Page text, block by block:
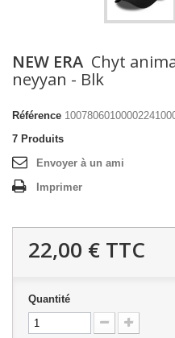
NEW ERA Chyt
neyyan - Blk
Référence
7 Produits
Envoyer à un ami
Imprimer
22,00 € TTC
Quantité